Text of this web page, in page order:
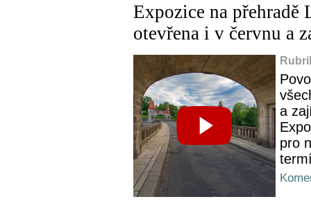
Expozice na
otevřena i v červnu a
a
pro